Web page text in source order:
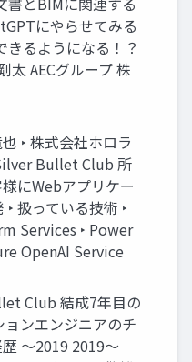
にやらせてみる
きるようになる！？
太 AECグループ 株
‣ 株式会社ホロラ
Bullet Club 所
にWebアプリケー
扱っている技術 ‣
Services ‣ Power
OpenAI Service
Club 結成7年目の
ンエンジニアのチ
〜2019 2019〜